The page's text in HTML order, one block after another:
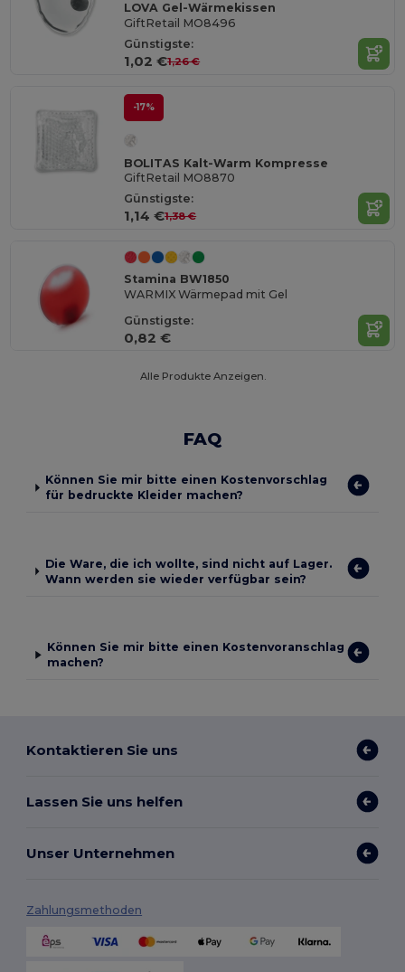
LOVA Gel-Wärmekissen
GiftRetail MO8496
Günstigste:
1,02 €1,26 €
-17%
BOLITAS Kalt-Warm Kompresse
GiftRetail MO8870
Günstigste:
1,14 €1,38 €
Stamina BW1850
WARMIX Wärmepad mit Gel
Günstigste:
0,82 €
Alle Produkte Anzeigen.
FAQ
Können Sie mir bitte einen Kostenvorschlag
für bedruckte Kleider machen?
Die Ware, die ich wollte, sind nicht auf Lager.
Wann werden sie wieder verfügbar sein?
Können Sie mir bitte einen Kostenvoranschlag
machen?
Kontaktieren Sie uns
Lassen Sie uns helfen
Unser Unternehmen
Zahlungsmethoden